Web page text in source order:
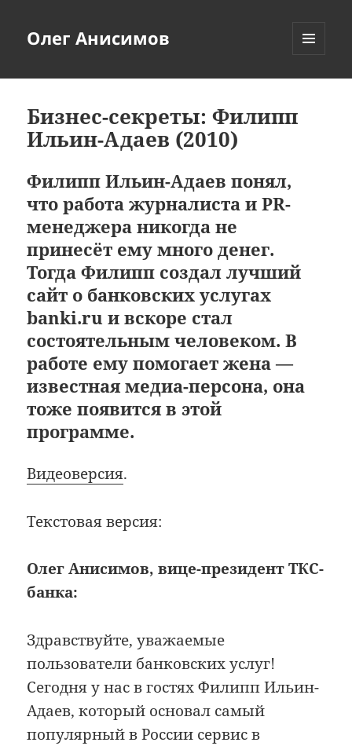
Олег Анисимов
Бизнес-секреты: Филипп
Ильин-Адаев (2010)
Филипп Ильин-Адаев понял,
что работа журналиста и PR-
менеджера никогда не
принесёт ему много денег.
Тогда Филипп создал лучший
сайт о банковских услугах
banki.ru и вскоре стал
состоятельным человеком. В
работе ему помогает жена —
известная медиа-персона, она
тоже появится в этой
программе.
Видеоверсия.
Текстовая версия:
Олег Анисимов, вице-президент ТКС-
банка:
Здравствуйте, уважаемые
пользователи банковских услуг!
Сегодня у нас в гостях Филипп Ильин-
Адаев, который основал самый
популярный в России сервис в